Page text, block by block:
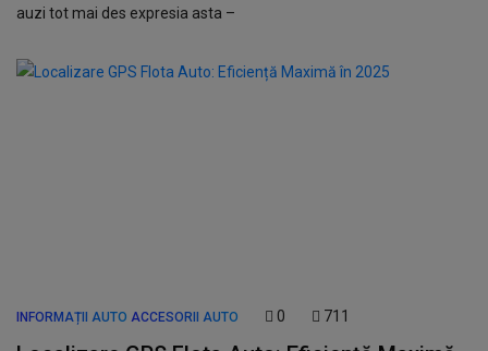
auzi tot mai des expresia asta –
INFORMAȚII AUTO ACCESORII AUTO 0 711